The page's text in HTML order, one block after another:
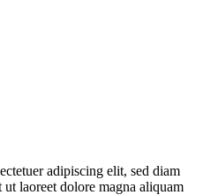
adipiscing elit, sed diam
laoreet dolore magna aliquam